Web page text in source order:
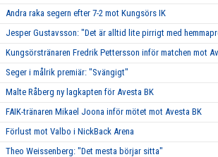
Andra raka segern efter 7-2 mot Kungsörs IK
Jesper Gustavsson: "Det är alltid lite pirrigt med
Kungsörstränaren Fredrik Pettersson inför matchen mot
Seger i målrik premiär: "Svängigt"
Malte Råberg ny lagkapten för Avesta BK
FAIK-tränaren Mikael Joona inför mötet mot Avesta BK
Förlust mot Valbo i NickBack Arena
Theo Weissenberg: "Det mesta börjar sitta"